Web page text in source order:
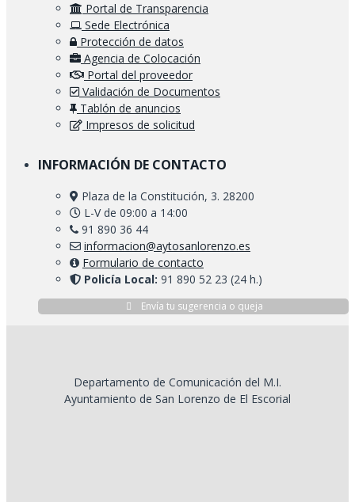
Portal de Transparencia
Sede Electrónica
Protección de datos
Agencia de Colocación
Portal del proveedor
Validación de Documentos
Tablón de anuncios
Impresos de solicitud
INFORMACIÓN DE CONTACTO
Plaza de la Constitución, 3. 28200
L-V de 09:00 a 14:00
91 890 36 44
informacion@aytosanlorenzo.es
Formulario de contacto
Policía Local: 91 890 52 23 (24 h.)
Envía tu sugerencia o queja
Departamento de Comunicación del M.I.
Ayuntamiento de San Lorenzo de El Escorial